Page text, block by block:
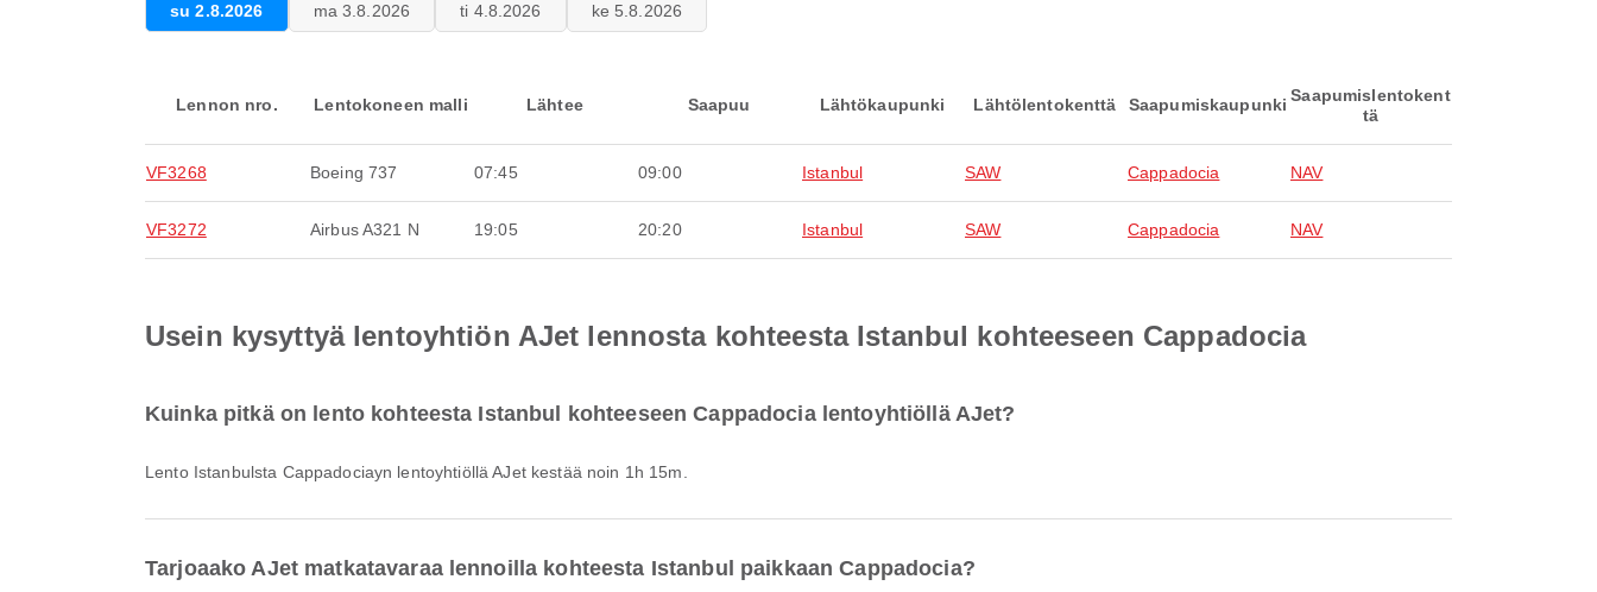
su 2.8.2026 ma 3.8.2026 ti 4.8.2026 ke 5.8.2026
Lennon nro. Lentokoneen malli Lähtee Saapuu Lähtökaupunki Lähtölentokenttä Saapumiskaupunki Saapumislentokent
tä
VF3268 Boeing 737 07:45 09:00 Istanbul SAW Cappadocia NAV
VF3272 Airbus A321 N 19:05 20:20 Istanbul SAW Cappadocia NAV
Usein kysyttyä lentoyhtiön AJet lennosta kohteesta Istanbul kohteeseen Cappadocia
Kuinka pitkä on lento kohteesta Istanbul kohteeseen Cappadocia lentoyhtiöllä AJet?
Lento Istanbulsta Cappadociayn lentoyhtiöllä AJet kestää noin 1h 15m.
Tarjoaako AJet matkatavaraa lennoilla kohteesta Istanbul paikkaan Cappadocia?